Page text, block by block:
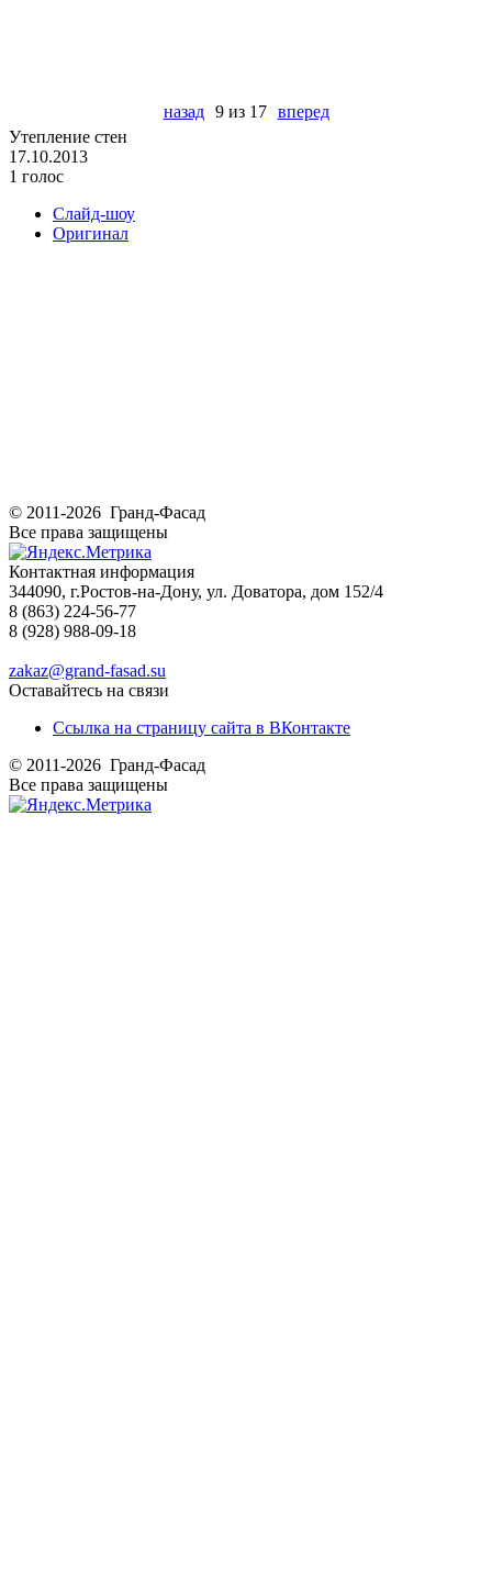
назад 9 из 17
вперед
Утепление стен
17.10.2013
1 голос
Слайд-шоу
Оригинал
© 2011-2026 Гранд-Фасад
Все права защищены
Контактная информация
344090, г.Ростов-на-Дону, ул. Доватора, дом 152/4
8 (863) 224-56-77
8 (928) 988-09-18
zakaz@grand-fasad.su
Оставайтесь на связи
Ссылка на страницу сайта в ВКонтакте
© 2011-2026 Гранд-Фасад
Все права защищены